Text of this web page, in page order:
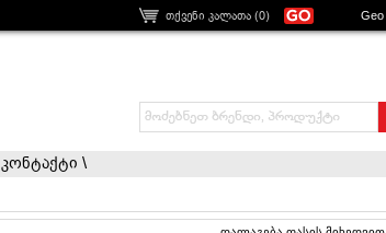
თქვენი კალათა (0) Geo
კონტაქტი \